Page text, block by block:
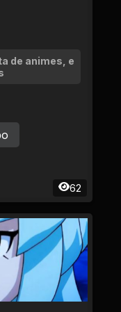
de animes, e
62